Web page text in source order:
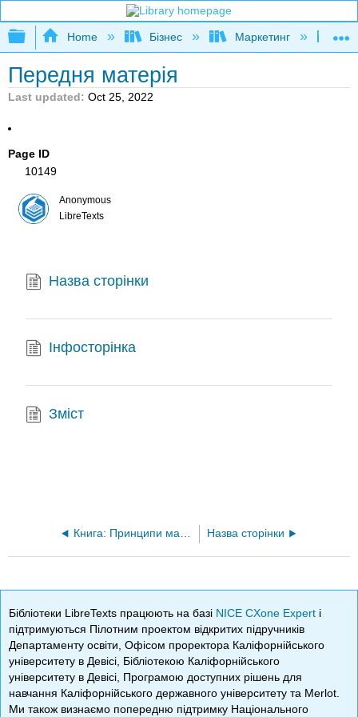
Expand/collapse global hierarchy
Home Бізнес Маркетинг
Передня матерія
Last updated Oct 25, 2022
Page ID
10149
Anonymous
LibreTexts
Назва сторінки
Інфосторінка
Зміст
Книга: Принципи маркетингу Назва сторінки
Бібліотеки LibreTexts працюють на базі NICE CXone Expert і
підтримуються Пілотним проектом відкритих підручників
Департаменту освіти, Офісом проректора Каліфорнійського
університету в Девісі, Бібліотекою Каліфорнійського
університету в Девісі, Програмою доступних рішень для
навчання Каліфорнійського державного університету та Merlot.
Ми також визнаємо попередню підтримку Національного